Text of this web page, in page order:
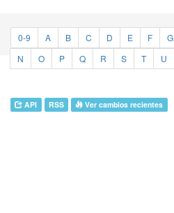
0-9 A B C D E F G
N
O P Q R S T U
API RSS Ver cambios recientes